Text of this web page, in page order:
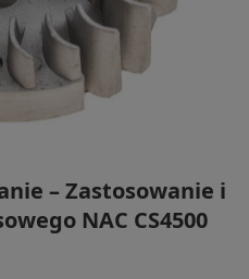
– Zastosowanie i
NAC CS4500